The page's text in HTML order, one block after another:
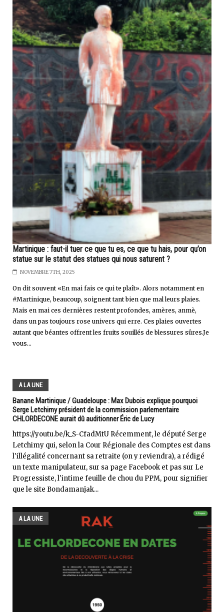
Martinique : faut-il tuer ce que tu es, ce que tu hais, pour qu’on
statue sur le statut des statues qui nous saturent ?
NOVEMBRE 7TH, 2025
On dit souvent «En mai fais ce qui te plaît». Alors notamment en
#Martinique, beaucoup, soignent tant bien que mal leurs plaies.
Mais en mai ces dernières restent profondes, amères, anmè,
dans un pas toujours rose univers qui erre. Ces plaies ouvertes
autant que béantes offrent les fruits souillés de blessures sûres.Je
vous...
A LA UNE
Banane Martinique / Guadeloupe : Max Dubois explique pourquoi
Serge Letchimy président de la commission parlementaire
CHLORDECONE aurait dû auditionner Éric de Lucy
https://youtu.be/k_S-CfadMtU Récemment, le député Serge
Letchimy qui, selon la Cour Régionale des Comptes est dans
l'illégalité concernant sa retraite (on y reviendra), a rédigé
un texte manipulateur, sur sa page Facebook et pas sur Le
Progressiste, l'intime feuille de chou du PPM, pour signifier
que le site Bondamanjak...
A LA UNE